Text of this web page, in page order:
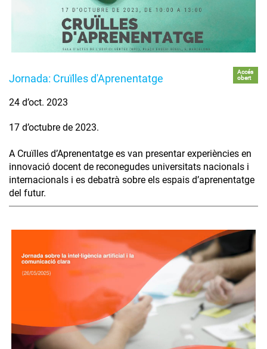
Jornada: Cruïlles d'Aprenentatge
Accés
obert
24 d’oct. 2023
17 d’octubre de 2023.
A Cruïlles d’Aprenentatge es van presentar experiències en
innovació docent de reconegudes universitats nacionals i
internacionals i es debatrà sobre els espais d’aprenentatge
del futur.